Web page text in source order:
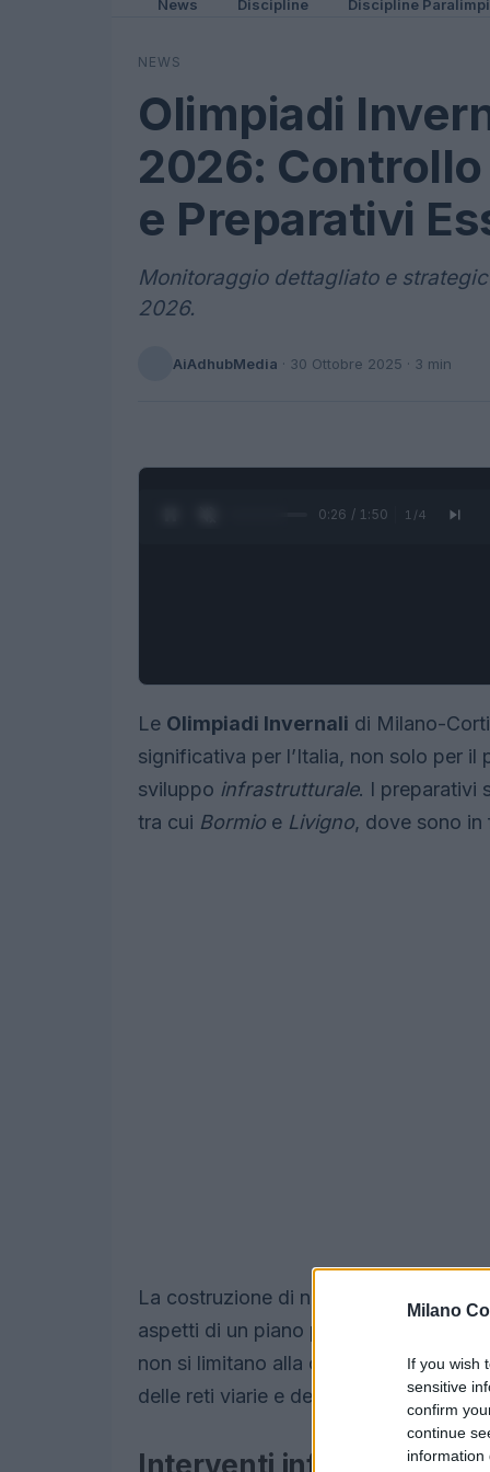
Milano
If you wish
sensitive
confirm
continue
information
News Discipline Discipline
NEWS
Olimpiadi
2026:
e Preparativi
Monitoraggio dettagliato e
2026.
AiAdhubMedia · 30 Ottobre 2025 · 3 min
0:27 / 1:50 1 /4
Le Olimpiadi Invernali di Milano-
significativa per l’Italia, non solo per
sviluppo infrastrutturale. I preparativi
tra cui Bormio e Livigno, dove sono in
La costruzione di nuovi impianti, come
aspetti di un piano più ampio volto a
non si limitano alla creazione di nuovi
delle reti viarie e dei servizi pubblici.
Interventi